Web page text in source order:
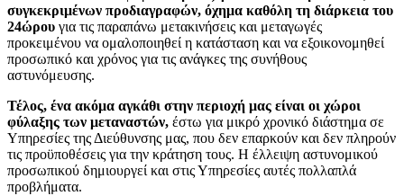
συγκεκριμένων προδιαγραφών, όχημα καθόλη τη διάρκεια του
24ώρου για τις παραπάνω μετακινήσεις και μεταγωγές
προκειμένου να ομαλοποιηθεί η κατάσταση και να εξοικονομηθεί
προσωπικό και χρόνος για τις ανάγκες της συνήθους
αστυνόμευσης.
Τέλος, ένα ακόμα αγκάθι στην περιοχή μας είναι οι χώροι
φύλαξης των μεταναστών, έστω για μικρό χρονικό διάστημα σε
Υπηρεσίες της Διεύθυνσης μας, που δεν επαρκούν και δεν πληρούν
τις προϋποθέσεις για την κράτηση τους. Η έλλειψη αστυνομικού
προσωπικού δημιουργεί και στις Υπηρεσίες αυτές πολλαπλά
προβλήματα.